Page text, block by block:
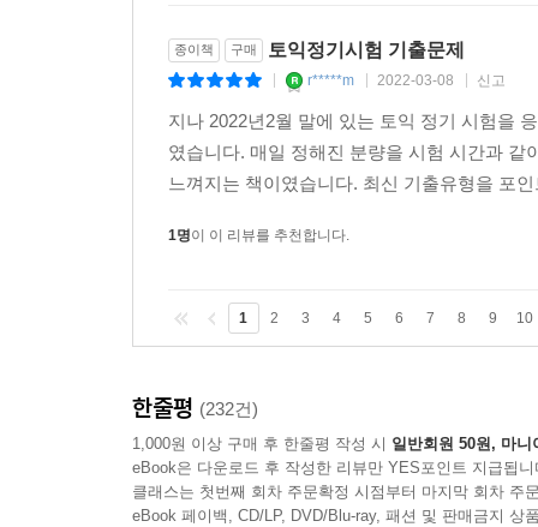
종이책 구매 토익정기시험 기출문제
r*****m 2022-03-08 신고
지나 2022년2월 말에 있는 토익 정기 시험을
였습니다. 매일 정해진 분량을 시험 시간과
느껴지는 책이였습니다. 최신 기출유형을 포
1명이 이 리뷰를 추천합니다.
1 2 3 4 5 6 7 8 9 10
한줄평 (232건)
1,000원 이상 구매 후 한줄평 작성 시 일반회원 50원, 마니
eBook은 다운로드 후 작성한 리뷰만 YES포인트 지급됩니
클래스는 첫번째 회차 주문확정 시점부터 마지막 회차 주
eBook 페이백, CD/LP, DVD/Blu-ray, 패션 및 판매금지 상